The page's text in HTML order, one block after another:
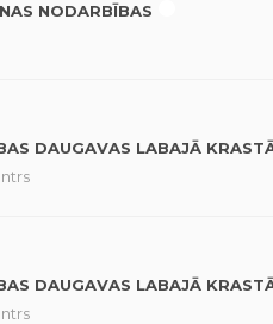
NODARBĪBAS
DAUGAVAS LABAJĀ
DAUGAVAS LABAJĀ